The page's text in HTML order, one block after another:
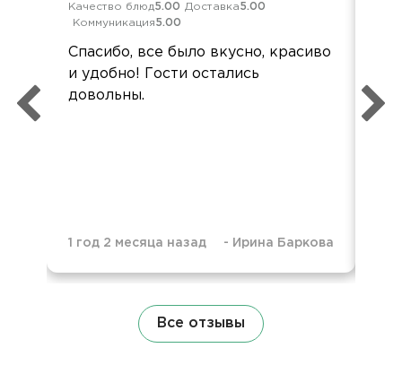
Качество блюд5.00 Доставка5.00
Коммуникация5.00
Спасибо, все было вкусно, красиво
и удобно! Гости остались
довольны.
1 год 2 месяца назад - Ирина Баркова
Все отзывы